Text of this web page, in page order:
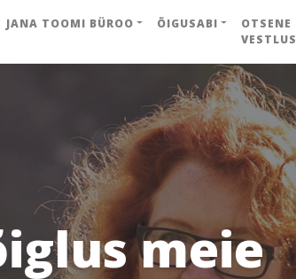
JANA TOOMI BÜROO ÕIGUSABI
OTSENE
VESTLUS
meie